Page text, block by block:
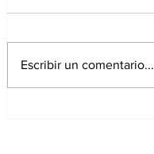
Escribir un comentario...